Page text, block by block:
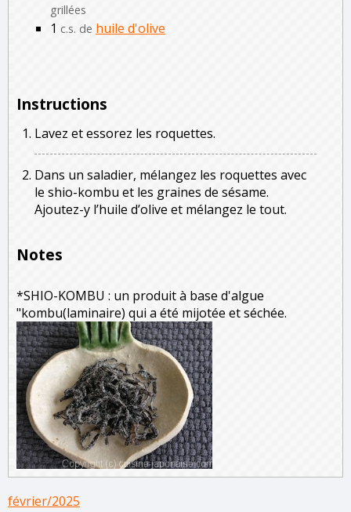
grillées
1 c.s. de huile d'olive
Instructions
Lavez et essorez les roquettes.
Dans un saladier, mélangez les roquettes avec
le shio-kombu et les graines de sésame.
Ajoutez-y l’huile d’olive et mélangez le tout.
Notes
*SHIO-KOMBU : un produit à base d'algue
"kombu(laminaire) qui a été mijotée et séchée.
février/2025